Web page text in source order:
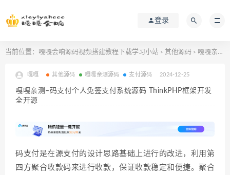
登录
当前位置： 嘎嘎会响源码视频搭建教程下载学习小站 > 其他源码 > 嘎嘎亲测–码支付个人免签支付系统源码 ThinkPHP框架开发 全开源
嘎嘎 其他源码 嘎嘎亲测源码 支付源码 2024-12-25
嘎嘎亲测–码支付个人免签支付系统源码 ThinkPHP框架开发
全开源
码支付是在源支付的设计思路基础上进行的改进，利用第
四方聚合收款码来进行收款，保证收款稳定和便捷。聚合